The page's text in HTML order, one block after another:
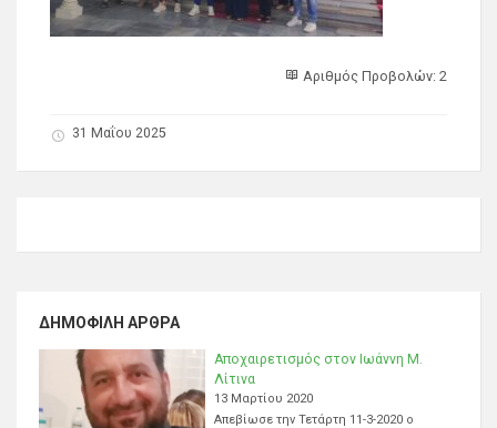
Αριθμός Προβολών: 2
31 Μαΐου 2025
ΔΗΜΟΦΙΛΉ ΆΡΘΡΑ
Αποχαιρετισμός στον Ιωάννη Μ.
Λίτινα
13 Μαρτίου 2020
Απεβίωσε την Τετάρτη 11-3-2020 ο